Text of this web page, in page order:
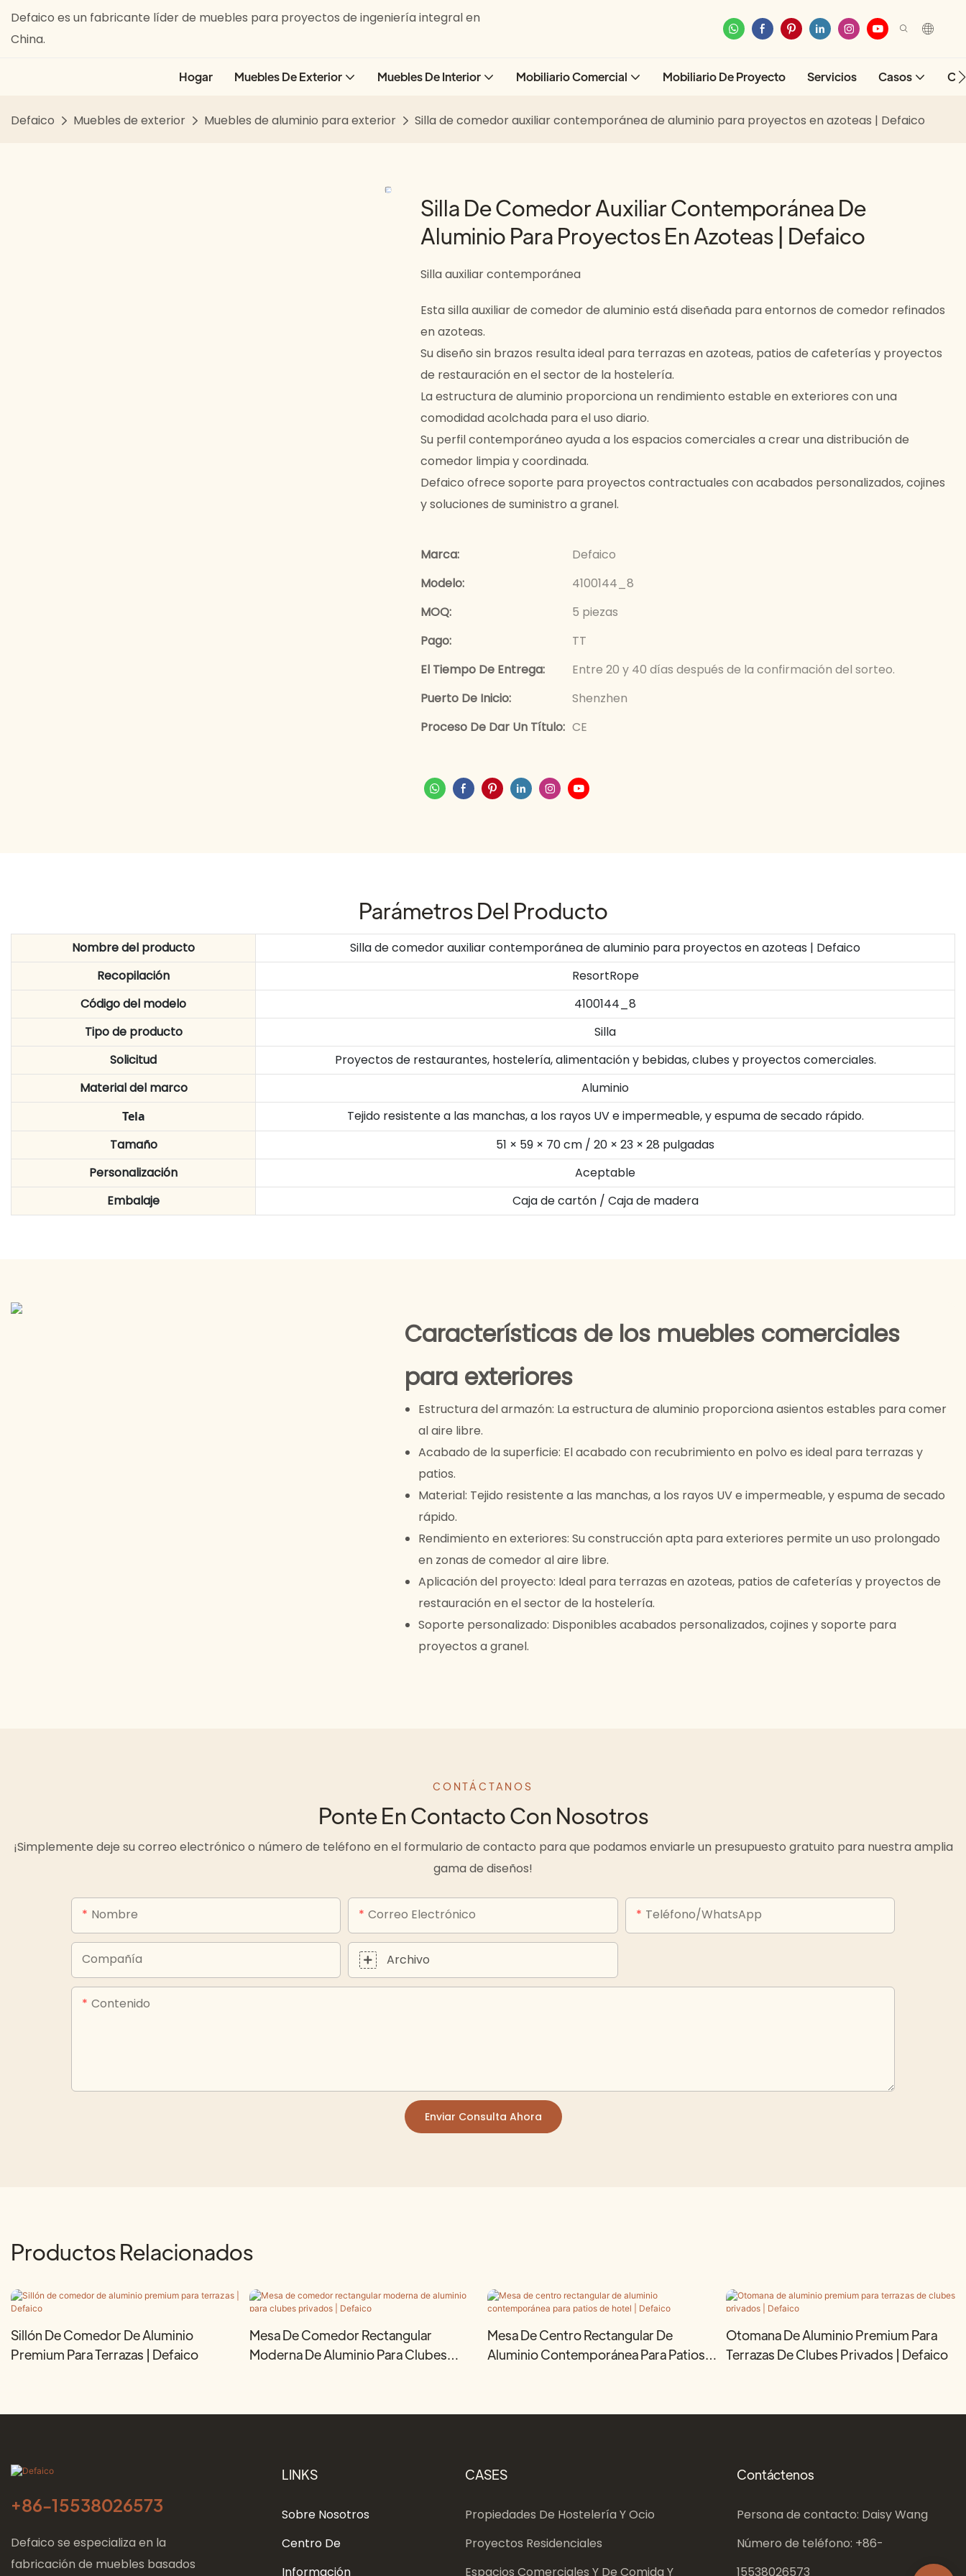
Defaico es un fabricante líder de muebles para proyectos de ingeniería integral en
China.
Hogar Muebles De Exterior Muebles De Interior Mobiliario Comercial Mobiliario De Proyecto Servicios Casos
Defaico Muebles de exterior Muebles de aluminio para exterior Silla de comedor auxiliar contemporánea de aluminio para proyectos en azoteas | Defaico
Silla De Comedor Auxiliar Contemporánea De
Aluminio Para Proyectos En Azoteas | Defaico
Silla auxiliar contemporánea
Esta silla auxiliar de comedor de aluminio está diseñada para entornos de comedor refinados
en azoteas.
Su diseño sin brazos resulta ideal para terrazas en azoteas, patios de cafeterías y proyectos
de restauración en el sector de la hostelería.
La estructura de aluminio proporciona un rendimiento estable en exteriores con una
comodidad acolchada para el uso diario.
Su perfil contemporáneo ayuda a los espacios comerciales a crear una distribución de
comedor limpia y coordinada.
Defaico ofrece soporte para proyectos contractuales con acabados personalizados, cojines
y soluciones de suministro a granel.
Marca:
Defaico
Modelo:
4100144_8
MOQ:
5 piezas
Pago:
TT
El Tiempo De Entrega:
Entre 20 y 40 días después de la confirmación del sorteo.
Puerto De Inicio:
Shenzhen
Proceso De Dar Un Título: CE
Parámetros Del Producto
Nombre del producto
Silla de comedor auxiliar contemporánea de aluminio para proyectos en azoteas | Defaico
Recopilación
ResortRope
Código del modelo
4100144_8
Tipo de producto
Silla
Solicitud
Proyectos de restaurantes, hostelería, alimentación y bebidas, clubes y proyectos comerciales.
Material del marco
Aluminio
Tela
Tejido resistente a las manchas, a los rayos UV e impermeable, y espuma de secado rápido.
Tamaño
51 × 59 × 70 cm / 20 × 23 × 28 pulgadas
Personalización
Aceptable
Embalaje
Caja de cartón / Caja de madera
Características de los muebles comerciales
para exteriores
Estructura del armazón: La estructura de aluminio proporciona asientos estables para comer
al aire libre.
Acabado de la superficie: El acabado con recubrimiento en polvo es ideal para terrazas y
patios.
Material: Tejido resistente a las manchas, a los rayos UV e impermeable, y espuma de secado
rápido.
Rendimiento en exteriores: Su construcción apta para exteriores permite un uso prolongado
en zonas de comedor al aire libre.
Aplicación del proyecto: Ideal para terrazas en azoteas, patios de cafeterías y proyectos de
restauración en el sector de la hostelería.
Soporte personalizado: Disponibles acabados personalizados, cojines y soporte para
proyectos a granel.
CONTÁCTANOS
Ponte En Contacto Con Nosotros
¡Simplemente deje su correo electrónico o número de teléfono en el formulario de contacto para que podamos enviarle un presupuesto gratuito para nuestra amplia
gama de diseños!
Nombre Correo Electrónico Teléfono/WhatsApp
Compañía Archivo
Contenido
Enviar Consulta Ahora
Productos Relacionados
Sillón De Comedor De Aluminio
Premium Para Terrazas | Defaico
Mesa De Comedor Rectangular
Moderna De Aluminio Para Clubes
Mesa De Centro Rectangular De
Aluminio Contemporánea Para Patios
Otomana De Aluminio Premium Para
Terrazas De Clubes Privados | Defaico
+86-15538026573
Defaico se especializa en la
fabricación de muebles basados ​​
LINKS
Sobre Nosotros
Centro De
Información
CASES
Propiedades De Hostelería Y Ocio
Proyectos Residenciales
Espacios Comerciales Y De Comida Y
Contáctenos
Persona de contacto: Daisy Wang
Número de teléfono: +86-
15538026573